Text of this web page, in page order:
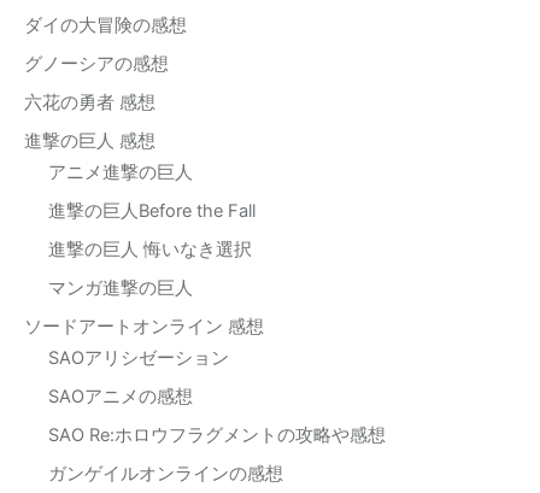
ダイの大冒険の感想
グノーシアの感想
六花の勇者 感想
進撃の巨人 感想
アニメ進撃の巨人
進撃の巨人Before the Fall
進撃の巨人 悔いなき選択
マンガ進撃の巨人
ソードアートオンライン 感想
SAOアリシゼーション
SAOアニメの感想
SAO Re:ホロウフラグメントの攻略や感想
ガンゲイルオンラインの感想